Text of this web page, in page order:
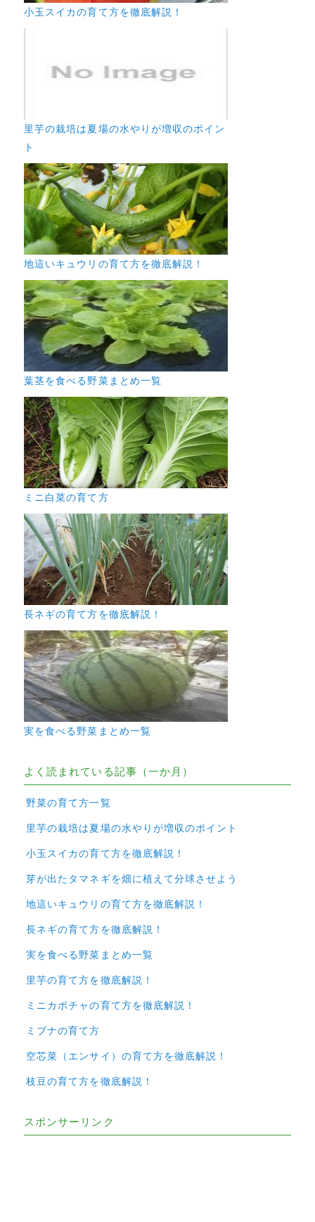
小玉スイカの育て方を徹底解説！
里芋の栽培は夏場の水やりが増収のポイン
ト
地這いキュウリの育て方を徹底解説！
葉茎を食べる野菜まとめ一覧
ミニ白菜の育て方
長ネギの育て方を徹底解説！
実を食べる野菜まとめ一覧
よく読まれている記事（一か月）
野菜の育て方一覧
里芋の栽培は夏場の水やりが増収のポイント
小玉スイカの育て方を徹底解説！
芽が出たタマネギを畑に植えて分球させよう
地這いキュウリの育て方を徹底解説！
長ネギの育て方を徹底解説！
実を食べる野菜まとめ一覧
里芋の育て方を徹底解説！
ミニカボチャの育て方を徹底解説！
ミブナの育て方
空芯菜（エンサイ）の育て方を徹底解説！
枝豆の育て方を徹底解説！
スポンサーリンク